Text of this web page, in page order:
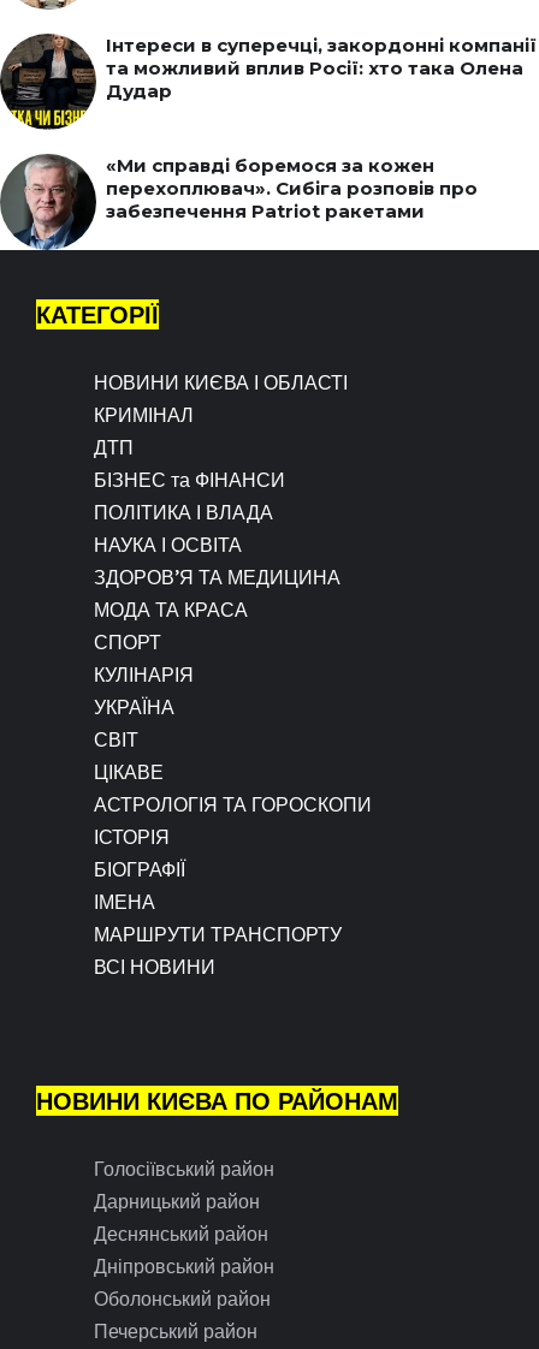
Інтереси в суперечці, закордонні компанії
та можливий вплив Росії: хто така Олена
Дудар
«Ми справді боремося за кожен
перехоплювач». Сибіга розповів про
забезпечення Patriot ракетами
КАТЕГОРІЇ
НОВИНИ КИЄВА І ОБЛАСТІ
КРИМІНАЛ
ДТП
БІЗНЕС та ФІНАНСИ
ПОЛІТИКА І ВЛАДА
НАУКА І ОСВІТА
ЗДОРОВ’Я ТА МЕДИЦИНА
МОДА ТА КРАСА
СПОРТ
КУЛІНАРІЯ
УКРАЇНА
СВІТ
ЦІКАВЕ
АСТРОЛОГІЯ ТА ГОРОСКОПИ
ІСТОРІЯ
БІОГРАФІЇ
ІМЕНА
МАРШРУТИ ТРАНСПОРТУ
ВСІ НОВИНИ
НОВИНИ КИЄВА ПО РАЙОНАМ
Голосіївський район
Дарницький район
Деснянський район
Дніпровський район
Оболонський район
Печерський район